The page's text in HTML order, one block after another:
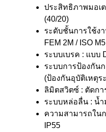
ประสิทธิภาพมอเต
(40/20)
ระดับชั้นการใช้งา
FEM 2M / ISO M5
ระบบเบรค : แบบ
ระบบการป้องกัน
(ป้องกันอุบัติเหตุร
ลิมิตสวิตซ์ : ตัดก
ระบบหล่อลื่น : น้ำ
ความสามารถใน
IP55